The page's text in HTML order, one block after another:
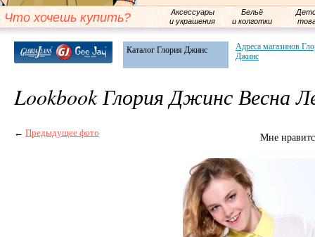
Что хочешь купить?
Аксессуары
и украшения
Бельё
и колготки
Каталог Глория Джинс
Адреса магазинов
Джинс
Lookbook Глория Джинс Весна
← Предыдущее фото Мне